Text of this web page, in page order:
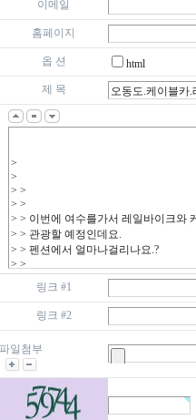
이메일
홈페이지
옵 션
html
제 목
링크 #1
링크 #2
파일첨부